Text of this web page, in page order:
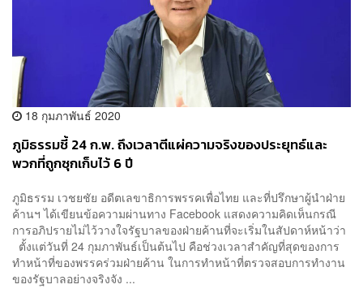
18 กุมภาพันธ์ 2020
ภูมิธรรมชี้ 24 ก.พ. ถึงเวลาตีแผ่ความจริงของประยุทธ์และ
พวกที่ถูกซุกเก็บไว้ 6 ปี
ภูมิธรรม เวชยชัย อดีตเลขาธิการพรรคเพื่อไทย และที่ปรึกษาผู้นำฝ่าย
ค้านฯ ได้เขียนข้อความผ่านทาง Facebook แสดงความคิดเห็นกรณี
การอภิปรายไม่ไว้วางใจรัฐบาลของฝ่ายค้านที่จะเริ่มในสัปดาห์หน้าว่า
ตั้งแต่วันที่ 24 กุมภาพันธ์เป็นต้นไป คือช่วงเวลาสำคัญที่สุดของการ
ทำหน้าที่ของพรรคร่วมฝ่ายค้าน ในการทำหน้าที่ตรวจสอบการทำงาน
ของรัฐบาลอย่างจริงจัง ...